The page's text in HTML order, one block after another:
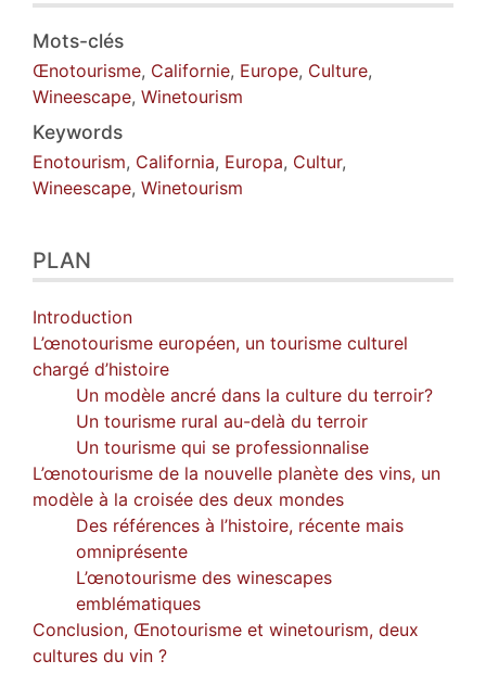
Texte
Notes
Illustrations
Citer cet article
Mots-clés
Œnotourisme, Californie, Europe, Culture,
Wineescape, Winetourism
Keywords
Enotourism, California, Europa, Cultur,
Wineescape, Winetourism
PLAN
Introduction
L’œnotourisme européen, un tourisme culturel
chargé d’histoire
Un modèle ancré dans la culture du terroir?
Un tourisme rural au-delà du terroir
Un tourisme qui se professionnalise
L’œnotourisme de la nouvelle planète des vins, un
modèle à la croisée des deux mondes
Des références à l’histoire, récente mais
omniprésente
L’œnotourisme des winescapes
emblématiques
Conclusion, Œnotourisme et winetourism, deux
cultures du vin ?